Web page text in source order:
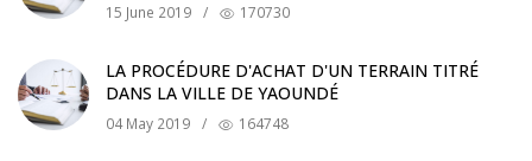
15 June 2019 / 170730
LA PROCÉDURE D'ACHAT D'UN TERRAIN TITRÉ
DANS LA VILLE DE YAOUNDÉ
04 May 2019 / 164748